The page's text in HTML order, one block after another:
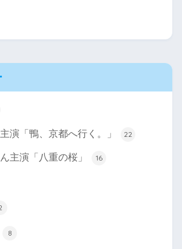
演「鴨、京都へ行く。」 22
主演「八重の桜」 16
8